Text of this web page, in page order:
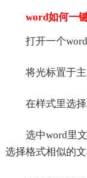
word如何一键
打开一个
将光标置于主
在样式里选择
选中word里
选择格式相似的文